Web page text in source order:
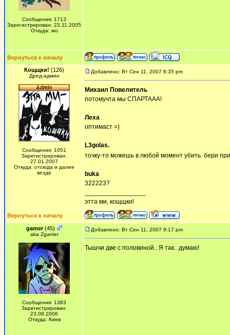
Сообщения: 1713
Зарегистрирован: 23.11.2005
Откуда: мо
Вернуться к началу
Кощщки! (126)
Дред-админ
Сообщения: 1051
Зарегистрирован:
27.01.2007
Откуда: отсюда и далее
везде
Добавлено: Вт Сен 11, 2007 8:35 pm
Михаил Повелитель
потомучта мы СПАРТААА!
Леха
оптимаст =)
L3golas.
точку-то можешь в любой момент убить. бери
buka
322223?
этта ми, кощщки!
Вернуться к началу
gamer(45)
aka Zgamer
Сообщения: 1383
Зарегистрирован:
23.08.2006
Откуда: Киев
Добавлено: Вт Сен 11, 2007 9:17 pm
Тышчи две с половиной.. Я так.. думаю!